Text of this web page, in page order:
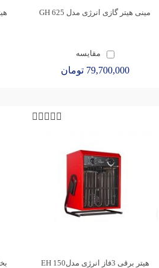
مینی هیتر گازی انرژی مدل 625 GH
مقایسه
79,700,000 تومان
هیتر برقی 3فاز انرژی مدل150 EH